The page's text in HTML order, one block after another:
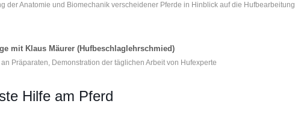
der Anatomie und Biomechanik verscheidener Pferde in Hinblick auf die Hufbearbeitung
mit Klaus Mäurer (Hufbeschlaglehrschmied)
Präparaten, Demonstration der täglichen Arbeit von Hufexperte
Hilfe am Pferd